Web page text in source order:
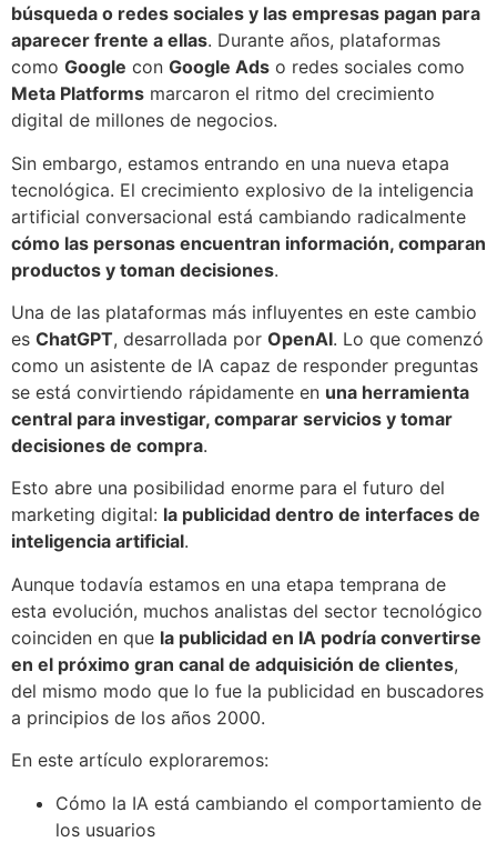
búsqueda o redes sociales y las empresas pagan para
aparecer frente a ellas. Durante años, plataformas
como Google con Google Ads o redes sociales como
Meta Platforms marcaron el ritmo del crecimiento
digital de millones de negocios.
Sin embargo, estamos entrando en una nueva etapa
tecnológica. El crecimiento explosivo de la inteligencia
artificial conversacional está cambiando radicalmente
cómo las personas encuentran información, comparan
productos y toman decisiones.
Una de las plataformas más influyentes en este cambio
es ChatGPT, desarrollada por OpenAI. Lo que comenzó
como un asistente de IA capaz de responder preguntas
se está convirtiendo rápidamente en una herramienta
central para investigar, comparar servicios y tomar
decisiones de compra.
Esto abre una posibilidad enorme para el futuro del
marketing digital: la publicidad dentro de interfaces de
inteligencia artificial.
Aunque todavía estamos en una etapa temprana de
esta evolución, muchos analistas del sector tecnológico
coinciden en que la publicidad en IA podría convertirse
en el próximo gran canal de adquisición de clientes,
del mismo modo que lo fue la publicidad en buscadores
a principios de los años 2000.
En este artículo exploraremos:
Cómo la IA está cambiando el comportamiento de
los usuarios